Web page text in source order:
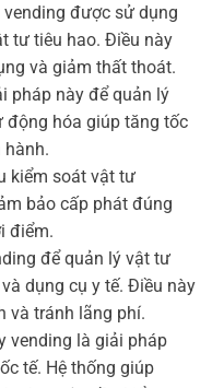
được sử dụng
tư tiêu hao. Điều này
và giảm thất thoát.
pháp này để quản lý
động hóa giúp tăng tốc
hành.
kiểm soát vật tư
bảo cấp phát đúng
điểm.
để quản lý vật tư
dụng cụ y tế. Điều này
và tránh lãng phí.
vending là giải pháp
tế. Hệ thống giúp